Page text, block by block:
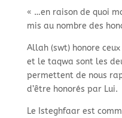
« …en raison de quoi
mis au nombre des
Allah (swt) honore
et le taqwa sont les
permettent de nous
d’être honorés par Lui.
Le Isteghfaar est